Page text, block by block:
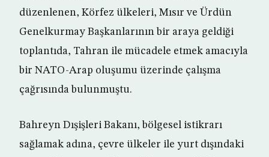
düzenlenen, Körfez ülkeleri, Mısır ve Ürdün
Genelkurmay Başkanlarının bir araya geldiği
toplantıda, Tahran ile mücadele etmek amacıyla
bir NATO-Arap oluşumu üzerinde çalışma
çağrısında bulunmuştu.
Bahreyn Dışişleri Bakanı, bölgesel istikrarı
sağlamak adına, çevre ülkeler ile yurt dışındaki